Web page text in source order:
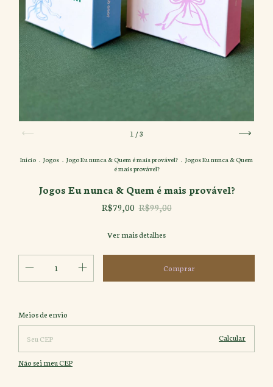
1 /3
Início . Jogos . Jogo Eu nunca & Quem é mais provável? . Jogos Eu nunca & Quem
é mais provável?
Jogos Eu nunca & Quem é mais provável?
R$79,00 R$99,00
Ver mais detalhes
Entregas para o CEP:
Meios de envio
Calcular
Não sei meu CEP